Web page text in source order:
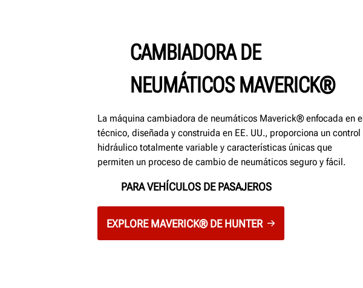
CAMBIADORA DE
NEUMÁTICOS MAVERICK®
La máquina cambiadora de neumáticos Maverick® enfocada en el
técnico, diseñada y construida en EE. UU., proporciona un control
hidráulico totalmente variable y características únicas que
permiten un proceso de cambio de neumáticos seguro y fácil.
PARA VEHÍCULOS DE PASAJEROS
EXPLORE MAVERICK® DE HUNTER